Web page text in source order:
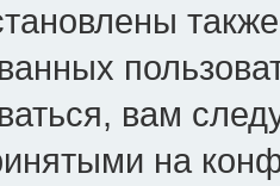
вам
на